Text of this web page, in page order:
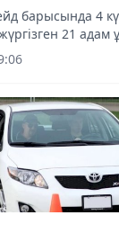
барысында 4
21 адам